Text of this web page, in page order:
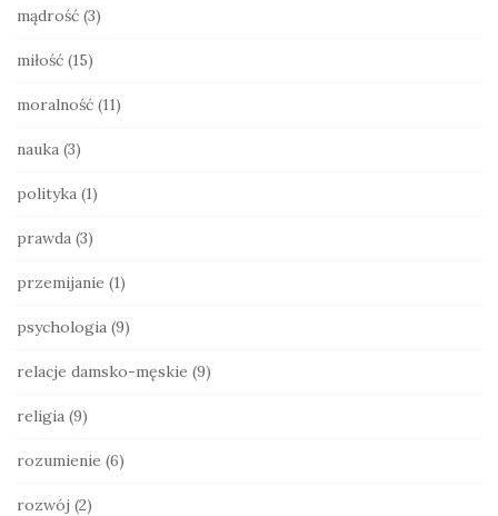
a
mądrość (3)
miłość (15)
moralność (11)
nauka (3)
polityka (1)
prawda (3)
przemijanie (1)
psychologia (9)
relacje damsko-męskie (9)
religia (9)
rozumienie (6)
rozwój (2)